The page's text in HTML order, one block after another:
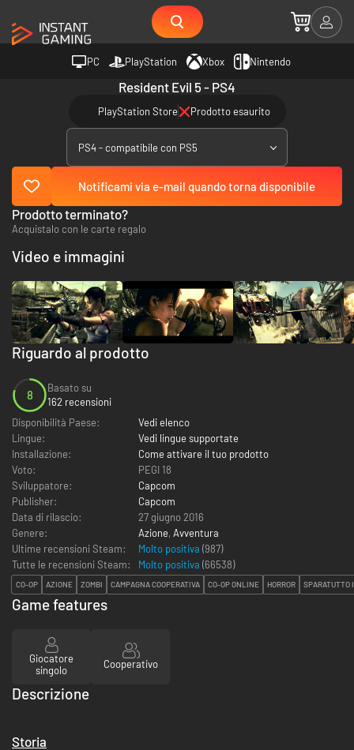
PC PlayStation Xbox Nintendo
Resident Evil 5 - PS4
PlayStation Store Prodotto esaurito
PS4 - compatibile con PS5
Notificami via e-mail quando torna disponibile
Prodotto terminato?
Acquistalo con le carte regalo
Riguardo al prodotto
8
Basato su
162 recensioni
Disponibilità Paese:
Vedi elenco
Lingue:
Vedi lingue supportate
Installazione:
Come attivare il tuo prodotto
Voto:
PEGI 18
Sviluppatore:
Capcom
Publisher:
Capcom
Data di rilascio:
27 giugno 2016
Genere:
Azione, Avventura
Ultime recensioni Steam:
Molto positiva (987)
Tutte le recensioni Steam:
Molto positiva (66538)
CO-OP AZIONE ZOMBI CAMPAGNA COOPERATIVA CO-OP ONLINE HORROR SPARATUTTO
Video e immagini
Game features
Giocatore
singolo
Cooperativo
Descrizione
Storia